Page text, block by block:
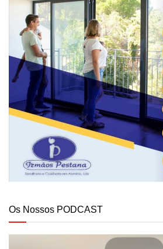
Os Nossos PODCAST